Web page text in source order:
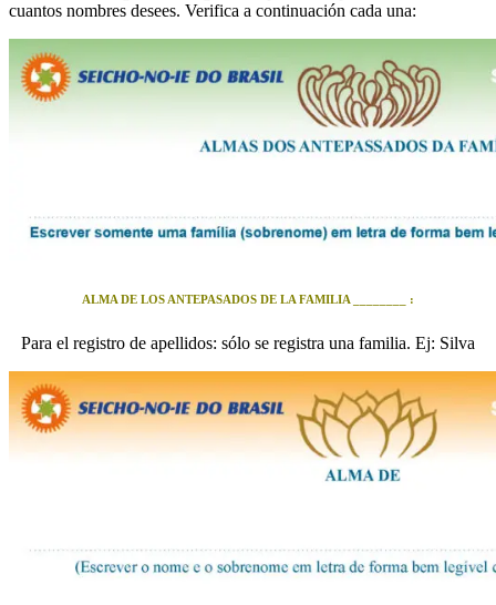
cuantos nombres desees. Verifica a continuación cada una:
ALMA DE LOS ANTEPASADOS DE LA FAMILIA ________ :
Para el registro de apellidos: sólo se registra una familia. Ej: Silva